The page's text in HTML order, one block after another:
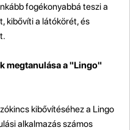
fogékonyabbá teszi a
kibővíti a látókörét, és
megtanulása a "Lingo"
kibővítéséhez a Lingo
alkalmazás számos